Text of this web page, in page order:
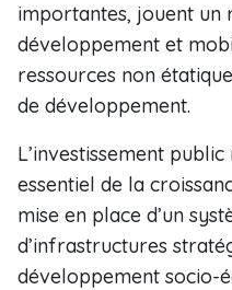
importantes, jouent un
développement et
ressources non
de développement.
L’investissement
essentiel de la
mise en place d’un
d’infrastructures
développement socio-